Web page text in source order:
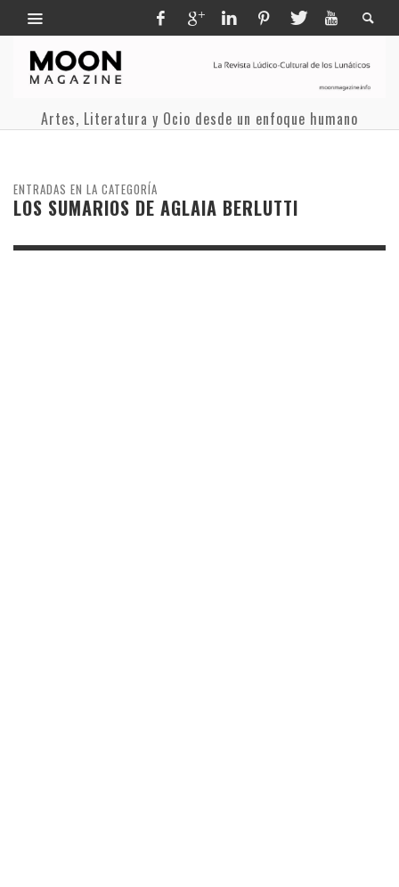
Artes, Literatura y Ocio desde un enfoque humano
ENTRADAS EN LA CATEGORÍA
LOS SUMARIOS DE AGLAIA BERLUTTI